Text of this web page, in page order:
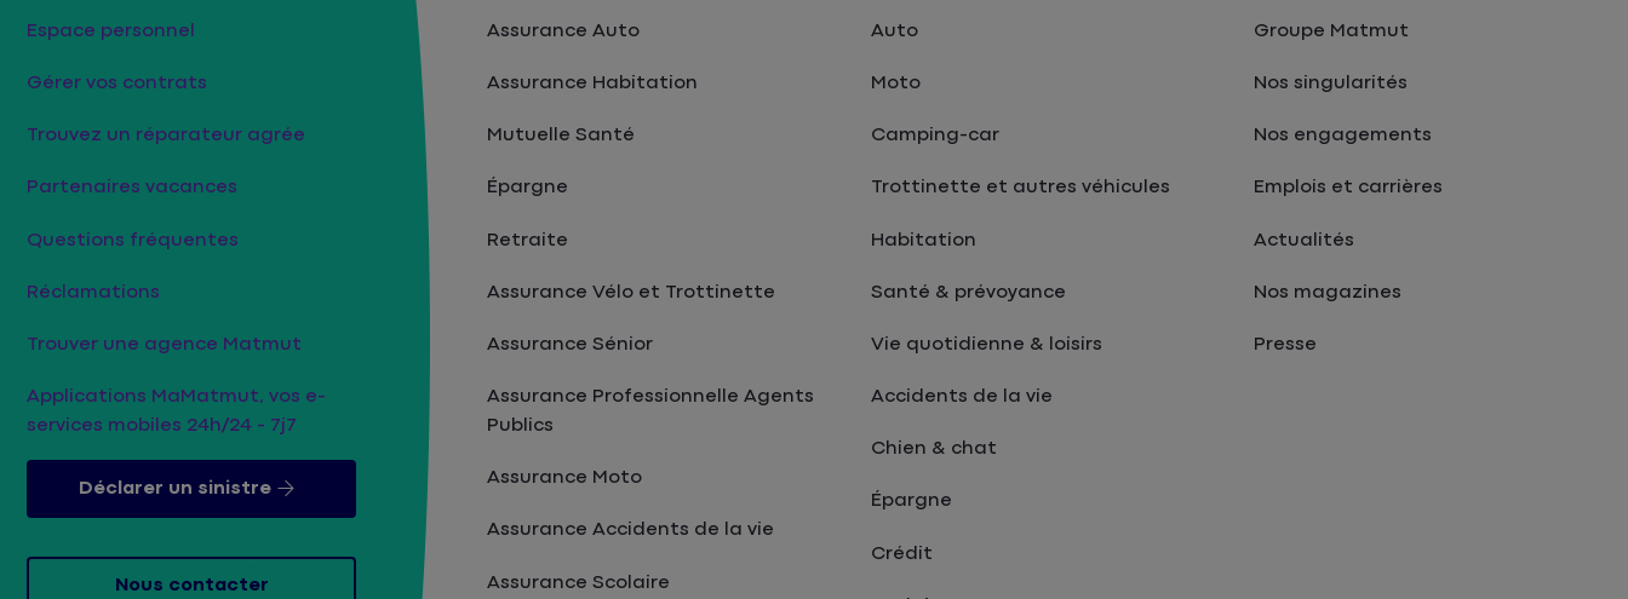
Espace personnel
Gérer vos contrats
Trouvez un réparateur agrée
Partenaires vacances
Questions fréquentes
Réclamations
Trouver une agence Matmut
Applications MaMatmut, vos e-
services mobiles 24h/24 - 7j7
Déclarer un sinistre
Nous contacter
Assurance Auto
Assurance Habitation
Mutuelle Santé
Épargne
Retraite
Assurance Vélo et Trottinette
Assurance Sénior
Assurance Professionnelle Agents
Publics
Assurance Moto
Assurance Accidents de la vie
Assurance Scolaire
Auto
Moto
Camping-car
Trottinette et autres véhicules
Habitation
Santé & prévoyance
Vie quotidienne & loisirs
Accidents de la vie
Chien & chat
Épargne
Crédit
Groupe Matmut
Nos singularités
Nos engagements
Emplois et carrières
Actualités
Nos magazines
Presse